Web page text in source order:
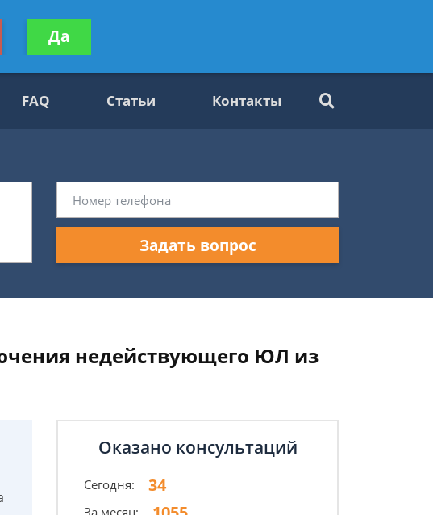
консультацию
бесплатно
FAQ Статьи Контакты
Задать вопрос
недействующего ЮЛ из
Оказано консультаций
Сегодня: 34
За месяц:
Да